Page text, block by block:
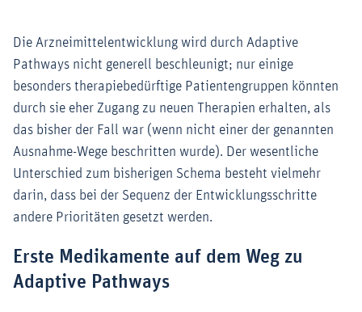
Die Arzneimittelentwicklung wird durch Adaptive
Pathways nicht generell beschleunigt; nur einige
besonders therapiebedürftige Patientengruppen könnten
durch sie eher Zugang zu neuen Therapien erhalten, als
das bisher der Fall war (wenn nicht einer der genannten
Ausnahme-Wege beschritten wurde). Der wesentliche
Unterschied zum bisherigen Schema besteht vielmehr
darin, dass bei der Sequenz der Entwicklungsschritte
andere Prioritäten gesetzt werden.
Erste Medikamente auf dem Weg zu
Adaptive Pathways